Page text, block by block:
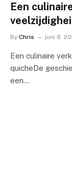
Een
By Chris juni 8,
Een culinaire
quicheDe
een…